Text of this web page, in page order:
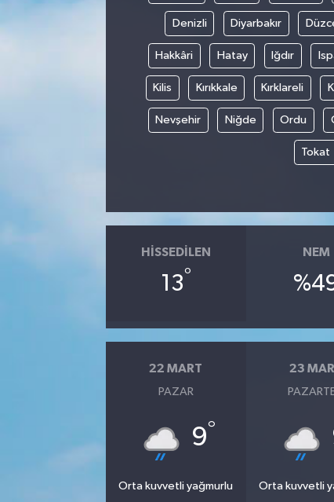
Denizli Diyarbakır
Hakkâri Hatay Iğdır
Kilis Kırıkkale Kırklareli
Nevşehir Niğde Ordu
Tokat
HISSEDILEN
13°
NEM
22 MART
PAZAR
9°
Orta kuvvetli yağmurlu
23
Orta kuvvetli